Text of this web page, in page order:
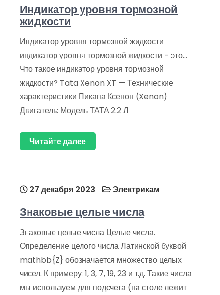
Индикатор уровня тормозной
жидкости
Индикатор уровня тормозной жидкости
индикатор уровня тормозной жидкости – это…
Что такое индикатор уровня тормозной
жидкости? Tata Xenon XT — Технические
характеристики Пикапа Ксенон (Xenon)
Двигатель: Модель ТАТА 2.2 Л
Читайте далее
27 декабря 2023 Электрикам
Знаковые целые числа
Знаковые целые числа Целые числа.
Определение целого числа Латинской буквой
mathbb{Z} обозначается множество целых
чисел. К примеру: 1, 3, 7, 19, 23 и т.д. Такие числа
мы используем для подсчета (на столе лежит